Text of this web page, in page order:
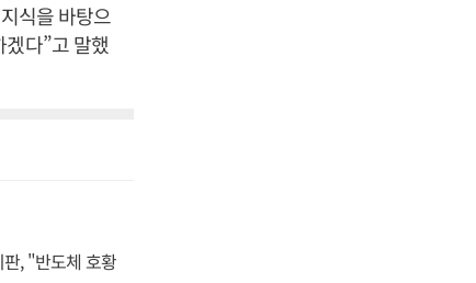
식을 바탕으
다”고 말했
, "반도체 호황